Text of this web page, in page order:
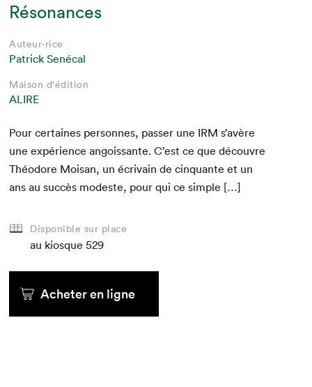
Résonances
Auteur·rice
Patrick Senécal
Maison d'édition
ALIRE
Pour cer­taines per­son­nes, pass­er une IRM s’avère
une expéri­ence angois­sante. C’est ce que décou­vre
Théodore Moisan, un écrivain de cinquante et un
ans au suc­cès mod­este, pour qui ce simple […]
Disponible sur place
au kiosque 529
Acheter en ligne